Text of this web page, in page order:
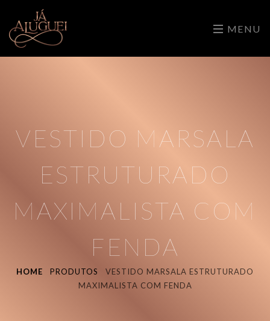
MENU
VESTIDO MARSALA
ESTRUTURADO
MAXIMALISTA COM
FENDA
HOME PRODUTOS
VESTIDO MARSALA ESTRUTURADO
MAXIMALISTA COM FENDA